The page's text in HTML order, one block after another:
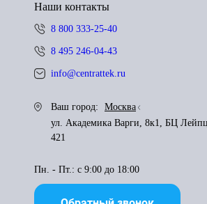
Наши контакты
8 800 333-25-40
8 495 246-04-43
info@centrattek.ru
Ваш город:
Москва
ул. Академика Варги, 8к1, БЦ
421
Пн. - Пт.: с 9:00 до 18:00